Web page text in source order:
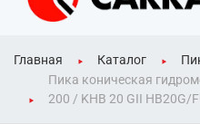
Главная Каталог
Пика коническая
200 / KHB 20 GII HB20G/